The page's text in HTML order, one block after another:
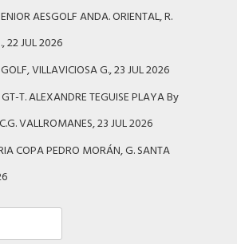
AESGOLF ANDA. ORIENTAL, R.
22 JUL 2026
VILLAVICIOSA G., 23 JUL 2026
T. ALEXANDRE TEGUISE PLAYA By
VALLROMANES, 23 JUL 2026
COPA PEDRO MORÁN, G. SANTA